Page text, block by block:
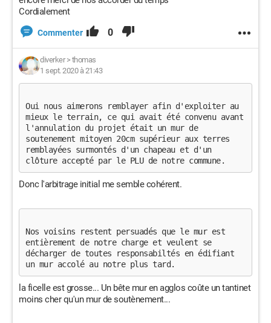
Cordialement
Commenter 0
diverker> thomas
1 sept. 2020 à 21:43
Oui nous aimerons remblayer afin d'exploiter au
mieux le terrain, ce qui avait été convenu avant
l'annulation du projet était un mur de
soutenement mitoyen 20cm supérieur aux terres
remblayées surmontés d'un chapeau et d'un
clôture accepté par le PLU de notre commune.
Donc l'arbitrage initial me semble cohérent.
Nos voisins restent persuadés que le mur est
entièrement de notre charge et veulent se
décharger de toutes responsabiltés en édifiant
un mur accolé au notre plus tard.
la ficelle est grosse... Un bête mur en agglos coûte un tantinet
moins cher qu'un mur de soutènement...